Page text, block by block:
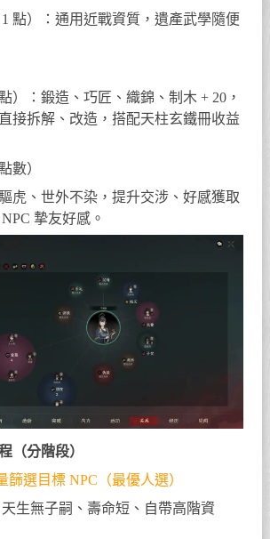
點）：通用近戰資質，遺產武學隨便
）：鍛造、巧匠、織錦、制木 + 20，
接拆解、改造，搭配天柱玄鐵冊收益
數）
虎、世外不染，提升交涉、好感獲取
摯友好感。
（分階段）
篩選目標 NPC（最優人選）
生無子嗣、壽命短、自帶高階資